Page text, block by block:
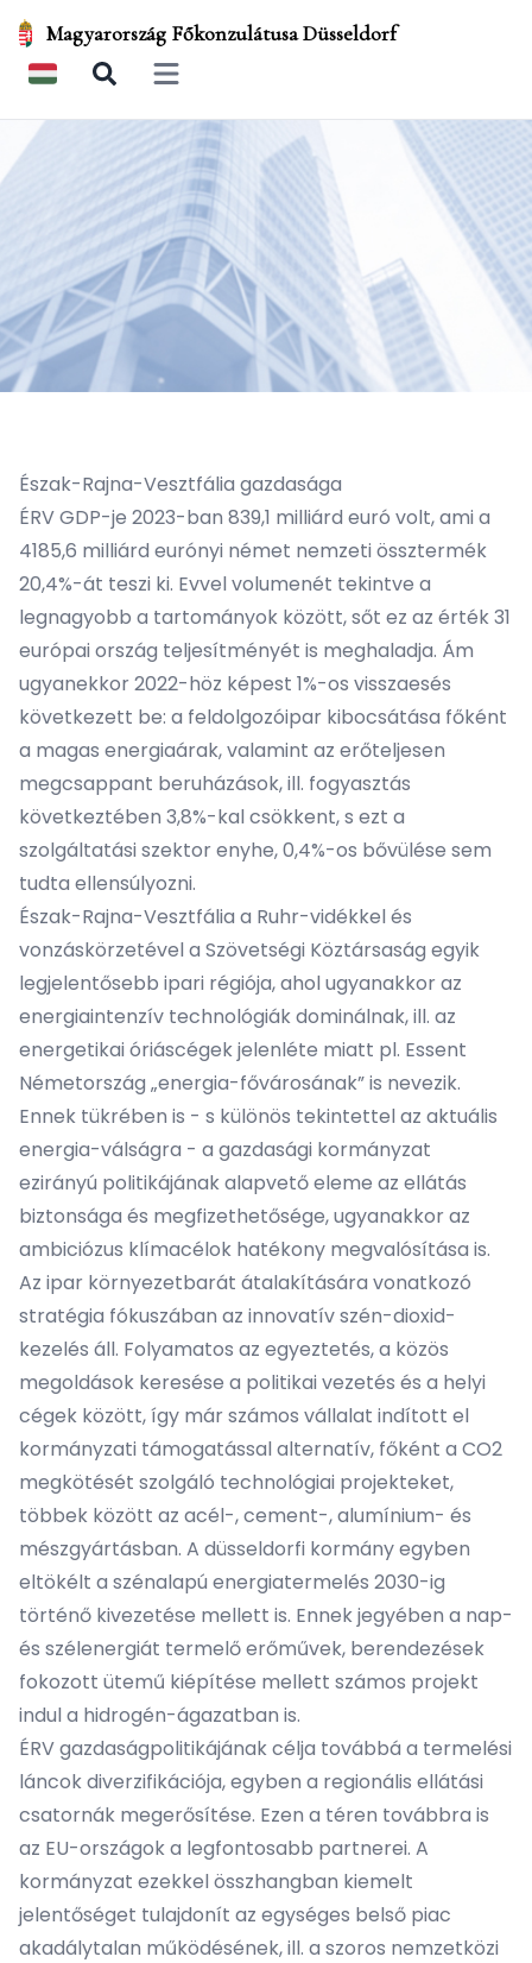
Magyarország Főkonzulátusa Düsseldorf
Open main menu
Észak-Rajna-Vesztfália gazdasága
ÉRV GDP-je 2023-ban 839,1 milliárd euró volt, ami a
4185,6 milliárd eurónyi német nemzeti össztermék
20,4%-át teszi ki. Evvel volumenét tekintve a
legnagyobb a tartományok között, sőt ez az érték 31
európai ország teljesítményét is meghaladja. Ám
ugyanekkor 2022-höz képest 1%-os visszaesés
következett be: a feldolgozóipar kibocsátása főként
a magas energiaárak, valamint az erőteljesen
megcsappant beruházások, ill. fogyasztás
következtében 3,8%-kal csökkent, s ezt a
szolgáltatási szektor enyhe, 0,4%-os bővülése sem
tudta ellensúlyozni.
Észak-Rajna-Vesztfália a Ruhr-vidékkel és
vonzáskörzetével a Szövetségi Köztársaság egyik
legjelentősebb ipari régiója, ahol ugyanakkor az
energiaintenzív technológiák dominálnak, ill. az
energetikai óriáscégek jelenléte miatt pl. Essent
Németország „energia-fővárosának” is nevezik.
Ennek tükrében is - s különös tekintettel az aktuális
energia-válságra - a gazdasági kormányzat
ezirányú politikájának alapvető eleme az ellátás
biztonsága és megfizethetősége, ugyanakkor az
ambiciózus klímacélok hatékony megvalósítása is.
Az ipar környezetbarát átalakítására vonatkozó
stratégia fókuszában az innovatív szén-dioxid-
kezelés áll. Folyamatos az egyeztetés, a közös
megoldások keresése a politikai vezetés és a helyi
cégek között, így már számos vállalat indított el
kormányzati támogatással alternatív, főként a CO2
megkötését szolgáló technológiai projekteket,
többek között az acél-, cement-, alumínium- és
mészgyártásban. A düsseldorfi kormány egyben
eltökélt a szénalapú energiatermelés 2030-ig
történő kivezetése mellett is. Ennek jegyében a nap-
és szélenergiát termelő erőművek, berendezések
fokozott ütemű kiépítése mellett számos projekt
indul a hidrogén-ágazatban is.
ÉRV gazdaságpolitikájának célja továbbá a termelési
láncok diverzifikációja, egyben a regionális ellátási
csatornák megerősítése. Ezen a téren továbbra is
az EU-országok a legfontosabb partnerei. A
kormányzat ezekkel összhangban kiemelt
jelentőséget tulajdonít az egységes belső piac
akadálytalan működésének, ill. a szoros nemzetközi